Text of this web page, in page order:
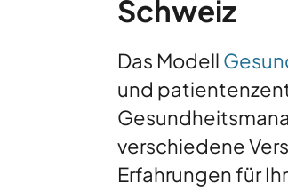
Schweiz
Das Modell
und
verschiedene
Erfahrungen für